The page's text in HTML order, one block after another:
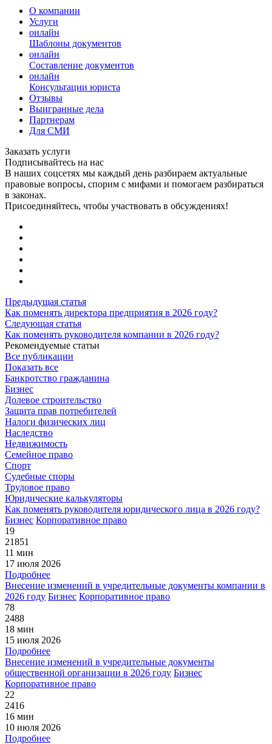
О компании
Услуги
онлайн
Шаблоны документов
онлайн
Составление документов
онлайн
Консультации юриста
Отзывы
Выигранные дела
Партнерам
Для СМИ
Заказать услуги
Подписывайтесь на нас
В наших соцсетях мы каждый день разбираем актуальные
правовые вопросы, спорим с мифами и помогаем разбираться
в законах.
Присоединяйтесь, чтобы участвовать в обсуждениях!
Предыдущая статья
Как поменять директора предприятия в 2026 году?
Следующая статья
Как поменять руководителя компании в 2026 году?
Рекомендуемые статьи
Все публикации
Показать все
Банкротство гражданина
Бизнес
Долевое строительство
Защита прав потребителей
Налоги физических лиц
Наследство
Недвижимость
Семейное право
Спорт
Судебные споры
Трудовое право
Юридические калькуляторы
Как поменять руководителя юридического лица в 2026 году?
Бизнес Корпоративное право
19
21851
11 мин
17 июля 2026
Подробнее
Внесение изменений в учредительные документы компании в
2026 году Бизнес Корпоративное право
78
2488
18 мин
15 июля 2026
Подробнее
Внесение изменений в учредительные документы
общественной организации в 2026 году Бизнес
Корпоративное право
22
2416
16 мин
10 июля 2026
Подробнее